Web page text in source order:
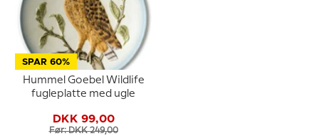
SPAR 60%
Hummel Goebel Wildlife
fugleplatte med ugle
DKK 99,00
Før: DKK 249,00